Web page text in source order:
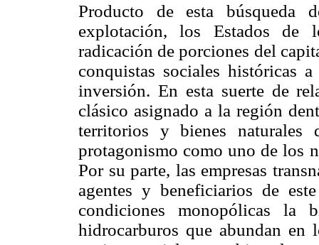
Producto de esta búsqueda
explotación, los Estados de
radicación de porciones del
conquistas sociales históricas
inversión. En esta suerte de
clásico asignado a la región
territorios y bienes naturales
protagonismo como uno de los
Por su parte, las empresas
agentes y beneficiarios de
condiciones monopólicas la
hidrocarburos que abundan en